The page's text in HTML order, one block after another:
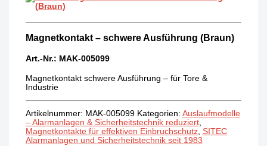
Magnetkontakt – schwere Ausführung (Braun)
Art.-Nr.: MAK-005099
Magnetkontakt schwere Ausführung – für Tore &
Industrie
Artikelnummer: MAK-005099 Kategorien: Auslaufmodelle
– Alarmanlagen & Sicherheitstechnik reduziert,
Magnetkontakte für effektiven Einbruchschutz, SITEC
Alarmanlagen und Sicherheitstechnik seit 1983